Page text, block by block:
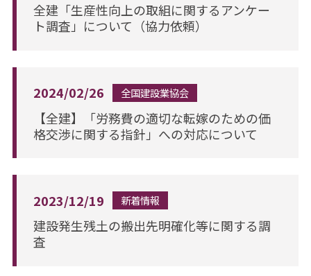
全建「生産性向上の取組に関するアンケー
ト調査」について（協力依頼）
2024/02/26 全国建設業協会
【全建】「労務費の適切な転嫁のための価
格交渉に関する指針」への対応について
2023/12/19 新着情報
建設発生残土の搬出先明確化等に関する調
査